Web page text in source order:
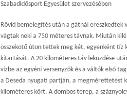
Szabadidősport Egyesület szervezésében
Rövid bemelegítés után a gátnál ereszkedtek
vágtak neki a 750 méteres távnak. Miután
összekötő úton tettek meg két, egyenként tíz
kitartását. A 20 kilométeres táv leküzdése
vízbe az egyéni versenyzők és a váltók első
a Deseda nyugati partján, a megmérettetést
kilométeres kört. A dombos terep, a